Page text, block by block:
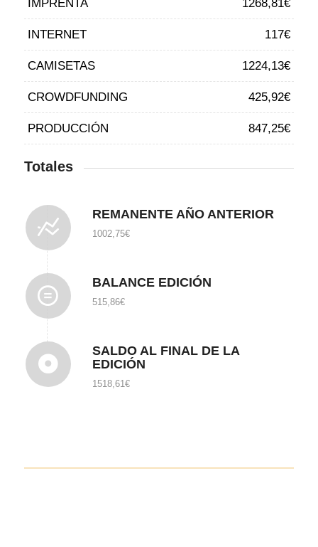
IMPRENTA 1268,81€
INTERNET 117€
CAMISETAS 1224,13€
CROWDFUNDING 425,92€
PRODUCCIÓN 847,25€
Totales
REMANENTE AÑO ANTERIOR
1002,75€
BALANCE EDICIÓN
515,86€
SALDO AL FINAL DE LA
EDICIÓN
1518,61€